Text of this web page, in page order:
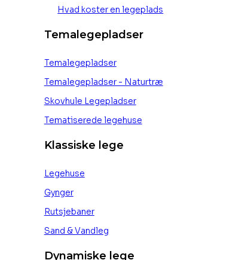
Hvad koster en legeplads
Temalegepladser
Temalegepladser
Temalegepladser - Naturtræ
Skovhule Legepladser
Tematiserede legehuse
Klassiske lege
Legehuse
Gynger
Rutsjebaner
Sand & Vandleg
Dynamiske lege